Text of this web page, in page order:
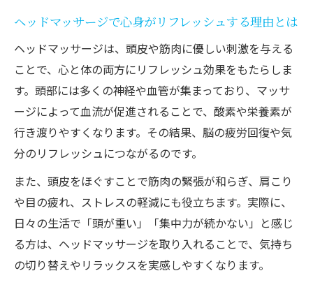
頭リフレッシャーの口コミから見る実感ポ
イント
だるさや赤みの原因から見る安全なケア方法
ヘッドマッサージで赤みが出る原因と予防
だるさを感じるヘッドマッサージ後の対処
安全なヘッドマッサージ実践の注意点とは
頭皮マッサージで炎症を避ける正しい方法
やめたほうがいいケースの見極めポイント
セルフヘッドマッサージ時に気をつけたいポイ
ント
ヘッドマッサージで心身がリフレッシュする理由とは
ヘッドマッサージは、頭皮や筋肉に優しい刺激を与える
ことで、心と体の両方にリフレッシュ効果をもたらしま
す。頭部には多くの神経や血管が集まっており、マッサ
ージによって血流が促進されることで、酸素や栄養素が
行き渡りやすくなります。その結果、脳の疲労回復や気
分のリフレッシュにつながるのです。
また、頭皮をほぐすことで筋肉の緊張が和らぎ、肩こり
や目の疲れ、ストレスの軽減にも役立ちます。実際に、
日々の生活で「頭が重い」「集中力が続かない」と感じ
る方は、ヘッドマッサージを取り入れることで、気持ち
の切り替えやリラックスを実感しやすくなります。